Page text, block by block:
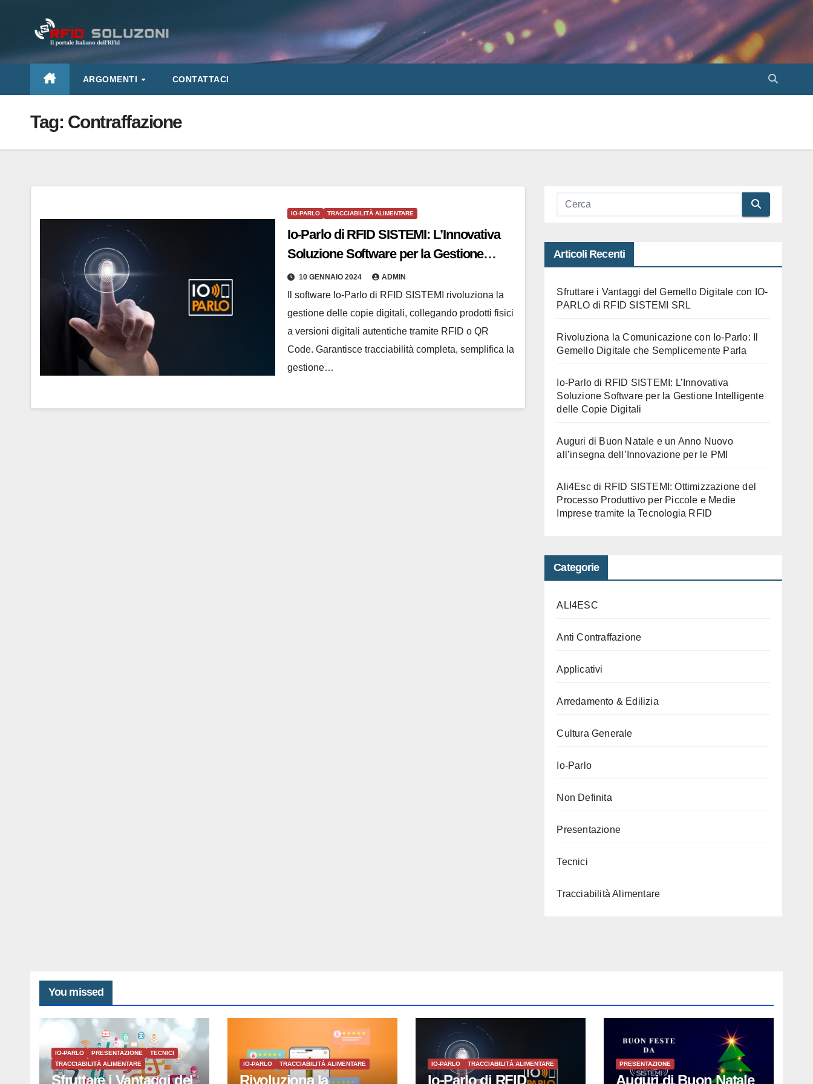
ARGOMENTI CONTATTACI
Tag: Contraffazione
IO-PARLO TRACCIABILITÀ ALIMENTARE
Io-Parlo di RFID SISTEMI: L’Innovativa
Soluzione Software per la Gestione
Intelligente delle Copie Digitali
10 GENNAIO 2024 ADMIN
Il software Io-Parlo di RFID SISTEMI rivoluziona la
gestione delle copie digitali, collegando prodotti fisici
a versioni digitali autentiche tramite RFID o QR
Code. Garantisce tracciabilità completa, semplifica la
gestione…
Articoli Recenti
Sfruttare i Vantaggi del Gemello Digitale con IO-
PARLO di RFID SISTEMI SRL
Rivoluziona la Comunicazione con Io-Parlo: Il
Gemello Digitale che Semplicemente Parla
Io-Parlo di RFID SISTEMI: L’Innovativa
Soluzione Software per la Gestione Intelligente
delle Copie Digitali
Auguri di Buon Natale e un Anno Nuovo
all’insegna dell’Innovazione per le PMI
Ali4Esc di RFID SISTEMI: Ottimizzazione del
Processo Produttivo per Piccole e Medie
Imprese tramite la Tecnologia RFID
Categorie
ALI4ESC
Anti Contraffazione
Applicativi
Arredamento & Edilizia
Cultura Generale
Io-Parlo
Non Definita
Presentazione
Tecnici
Tracciabilità Alimentare
You missed
IO-PARLO PRESENTAZIONE
TECNICI
TRACCIABILITÀ ALIMENTARE
Sfruttare i Vantaggi del
IO-PARLO TRACCIABILITÀ ALIMENTARE
Rivoluziona la
IO-PARLO TRACCIABILITÀ ALIMENTARE
Io-Parlo di RFID
PRESENTAZIONE
Auguri di Buon Natale